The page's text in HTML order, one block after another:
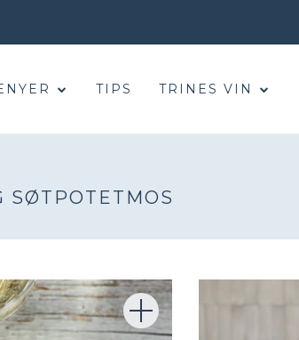
TIPS TRINES VIN
SØTPOTETMOS